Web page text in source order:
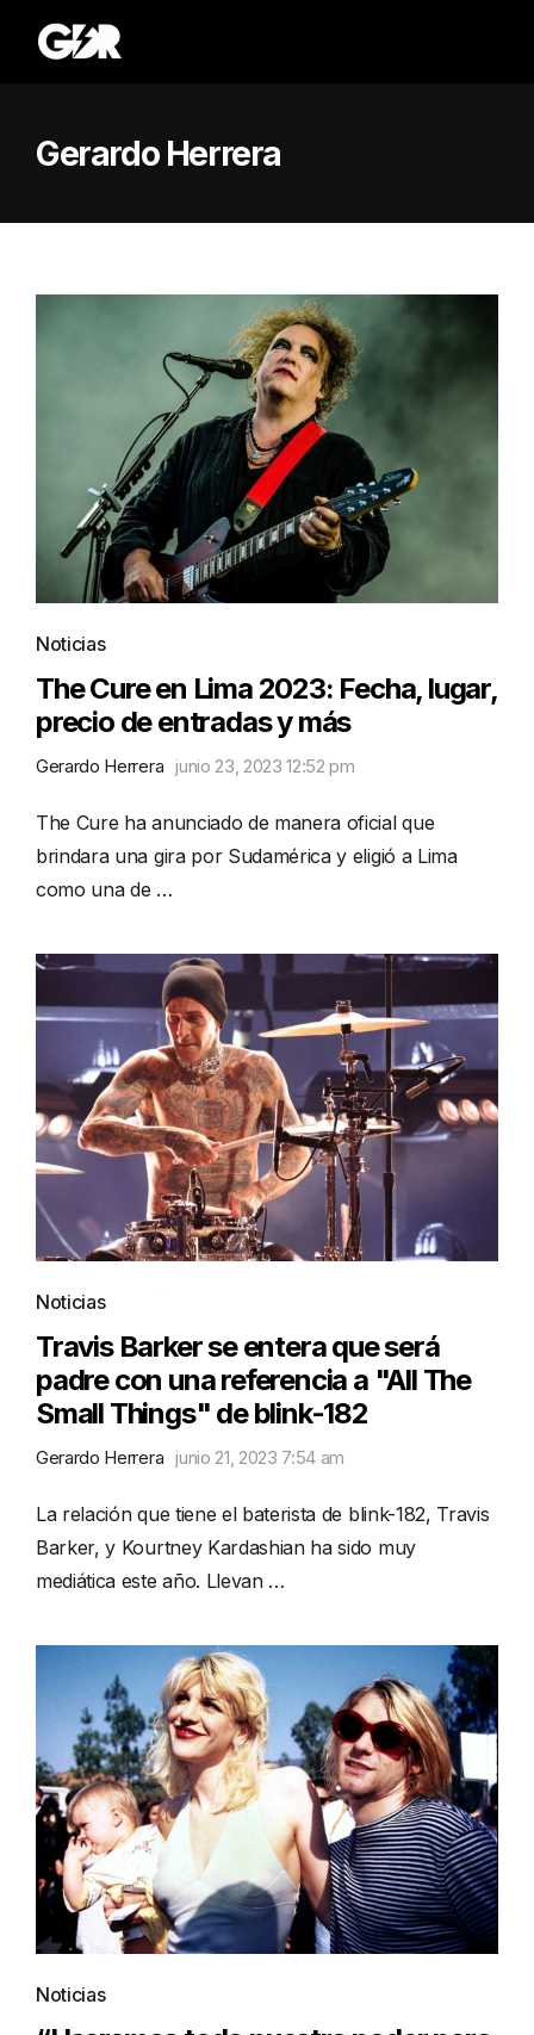
Gerardo Herrera
Noticias
The Cure en Lima 2023: Fecha, lugar,
precio de entradas y más
Gerardo Herrera junio 23, 2023 12:52 pm
The Cure ha anunciado de manera oficial que
brindara una gira por Sudamérica y eligió a Lima
como una de …
Noticias
Travis Barker se entera que será
padre con una referencia a "All The
Small Things" de blink-182
Gerardo Herrera junio 21, 2023 7:54 am
La relación que tiene el baterista de blink-182, Travis
Barker, y Kourtney Kardashian ha sido muy
mediática este año. Llevan …
Noticias